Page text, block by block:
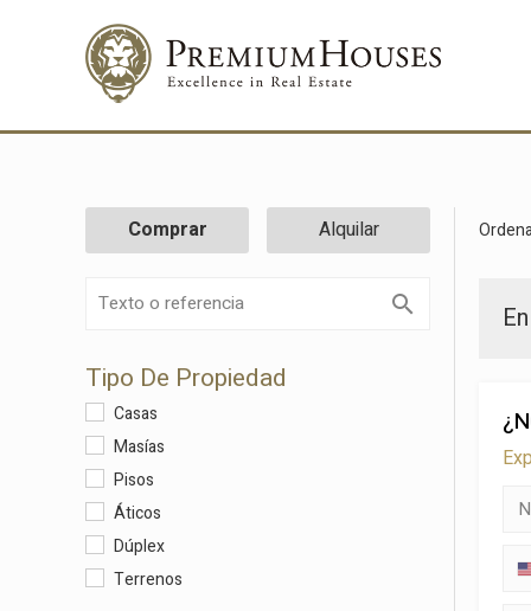
Comprar Alquilar
Tipo De Propiedad
Casas
Masías
Pisos
Áticos
Dúplex
Terrenos